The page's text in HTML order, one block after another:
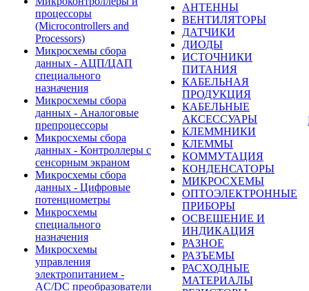
процессоры
(Microcontrollers and
Processors)
Микросхемы сбора
данных - АЦП/ЦАП
специального
назначения
Микросхемы сбора
данных - Аналоговые
препроцессоры
Микросхемы сбора
данных - Контроллеры с
сенсорным экраном
Микросхемы сбора
данных - Цифровые
потенциометры
Микросхемы
специального
назначения
Микросхемы
управления
электропитанием -
AC/DC преобразователи
АНТЕННЫ
ВЕНТИЛЯТОРЫ
ДАТЧИКИ
ДИОДЫ
ИСТОЧНИКИ
ПИТАНИЯ
КАБЕЛЬНАЯ
ПРОДУКЦИЯ
КАБЕЛЬНЫЕ
АКСЕССУАРЫ
КЛЕММНИКИ
КЛЕММЫ
КОММУТАЦИЯ
КОНДЕНСАТОРЫ
МИКРОСХЕМЫ
ОПТОЭЛЕКТРОННЫЕ
ПРИБОРЫ
ОСВЕЩЕНИЕ И
ИНДИКАЦИЯ
РАЗНОЕ
РАЗЪЕМЫ
РАСХОДНЫЕ
МАТЕРИАЛЫ